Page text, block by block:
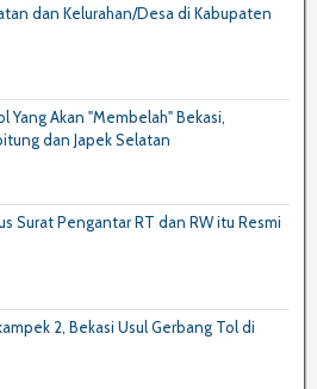
dan Kelurahan/Desa di Kabupaten
Yang Akan "Membelah" Bekasi,
dan Japek Selatan
Surat Pengantar RT dan RW itu Resmi
2, Bekasi Usul Gerbang Tol di